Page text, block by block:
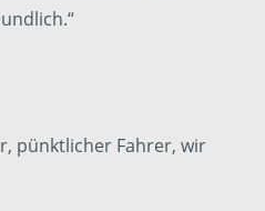
pünktlicher Fahrer, wir